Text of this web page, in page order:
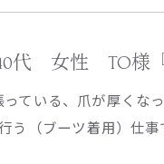
代 女性 TO様『
っている、爪が厚くな
う（ブーツ着用）仕